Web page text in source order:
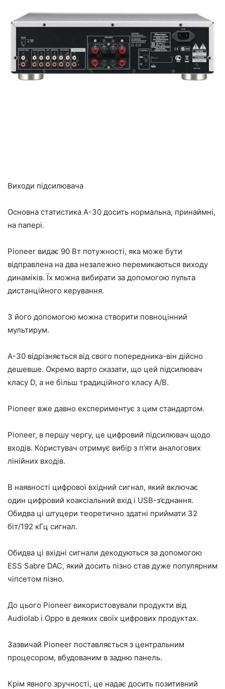
Виходи підсилювача
Основна статистика А-30 досить нормальна, принаймні,
на папері.
Pioneer видає 90 Вт потужності, яка може бути
відправлена на два незалежно перемикаються виходу
динаміків. Їх можна вибирати за допомогою пульта
дистанційного керування.
З його допомогою можна створити повноцінний
мультирум.
А-30 відрізняється від свого попередника-він дійсно
дешевше. Окремо варто сказати, що цей підсилювач
класу D, а не більш традиційного класу A/B.
Pioneer вже давно експериментує з цим стандартом.
Pioneer, в першу чергу, це цифровий підсилювач щодо
входів. Користувач отримує вибір з п’яти аналогових
лінійних входів.
В наявності цифрової вхідний сигнал, який включає
один цифровий коаксіальний вхід і USB-з’єднання.
Обидва ці штуцери теоретично здатні приймати 32
біт/192 кГц сигнал.
Обидва ці вхідні сигнали декодуються за допомогою
ESS Sabre DAC, який досить пізно став дуже популярним
чіпсетом пізно.
До цього Pioneer використовували продукти від
Audiolab і Oppo в деяких своїх цифрових продуктах.
Зазвичай Pioneer поставляється з центральним
процесором, вбудованим в задню панель.
Крім явного зручності, це надає досить позитивний